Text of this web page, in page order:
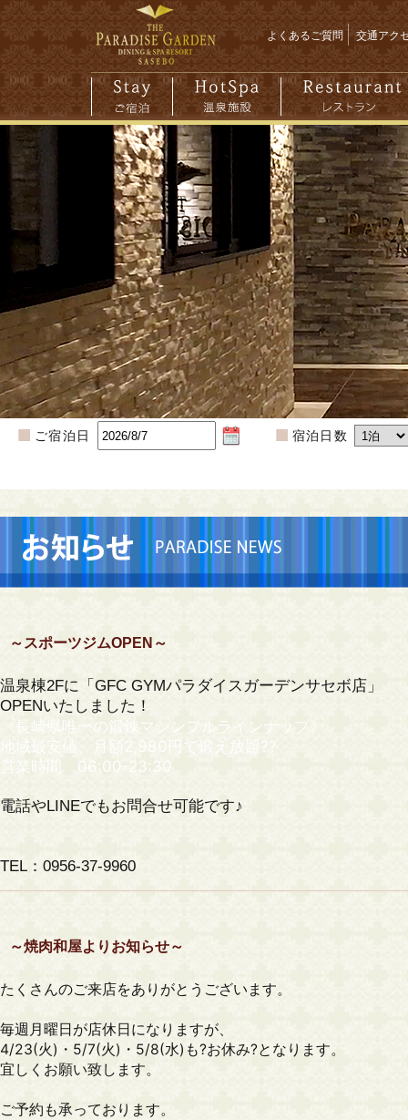
よくあるご質問 交通アク
ご宿泊日 宿泊日数
～スポーツジムOPEN～
温泉棟2Fに「GFC GYMパラダイスガーデンサセボ店」
OPENいたしました！
《長崎県唯一の鍛錬マシンフルラインナップ》
地域最安値、月額2,980円で鍛え放題??
営業時間 06:00-23:30
電話やLINEでもお問合せ可能です♪
TEL：0956-37-9960
～焼肉和屋よりお知らせ～
たくさんのご来店をありがとうございます。
毎週月曜日が店休日になりますが、
4/23(火)・5/7(火)・5/8(水)も?お休み?となります。
宜しくお願い致します。
ご予約も承っております。